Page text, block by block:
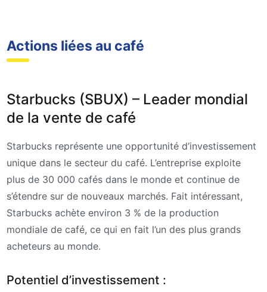
Actions liées au café
Starbucks (SBUX) – Leader mondial
de la vente de café
Starbucks représente une opportunité d’investissement
unique dans le secteur du café. L’entreprise exploite
plus de 30 000 cafés dans le monde et continue de
s’étendre sur de nouveaux marchés. Fait intéressant,
Starbucks achète environ 3 % de la production
mondiale de café, ce qui en fait l’un des plus grands
acheteurs au monde.
Potentiel d’investissement :